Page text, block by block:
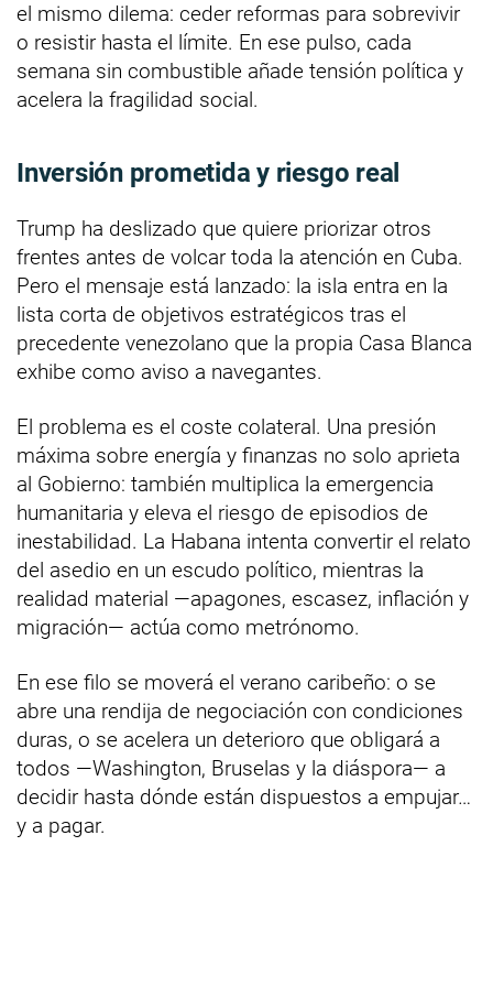
el mismo dilema: ceder reformas para sobrevivir
o resistir hasta el límite. En ese pulso, cada
semana sin combustible añade tensión política y
acelera la fragilidad social.
Inversión prometida y riesgo real
Trump ha deslizado que quiere priorizar otros
frentes antes de volcar toda la atención en Cuba.
Pero el mensaje está lanzado: la isla entra en la
lista corta de objetivos estratégicos tras el
precedente venezolano que la propia Casa Blanca
exhibe como aviso a navegantes.
El problema es el coste colateral. Una presión
máxima sobre energía y finanzas no solo aprieta
al Gobierno: también multiplica la emergencia
humanitaria y eleva el riesgo de episodios de
inestabilidad. La Habana intenta convertir el relato
del asedio en un escudo político, mientras la
realidad material —apagones, escasez, inflación y
migración— actúa como metrónomo.
En ese filo se moverá el verano caribeño: o se
abre una rendija de negociación con condiciones
duras, o se acelera un deterioro que obligará a
todos —Washington, Bruselas y la diáspora— a
decidir hasta dónde están dispuestos a empujar…
y a pagar.